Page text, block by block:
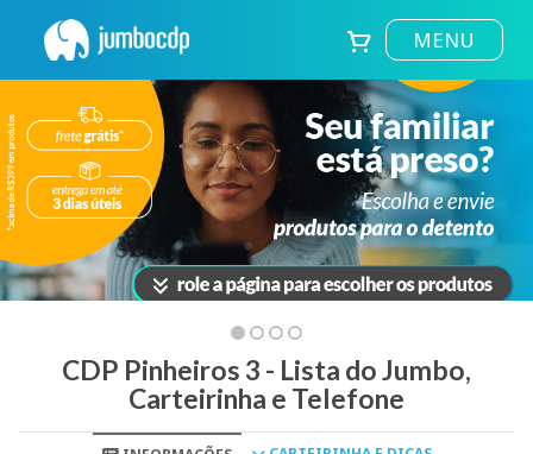
MENU
CDP Pinheiros 3 - Lista do Jumbo,
Carteirinha e Telefone